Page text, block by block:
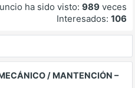
ha sido visto: 989 veces
Interesados: 106
/ MANTENCIÓN –